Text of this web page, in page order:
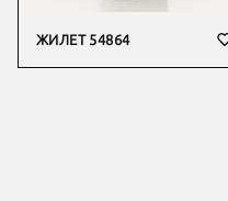
ЖИЛЕТ 54864